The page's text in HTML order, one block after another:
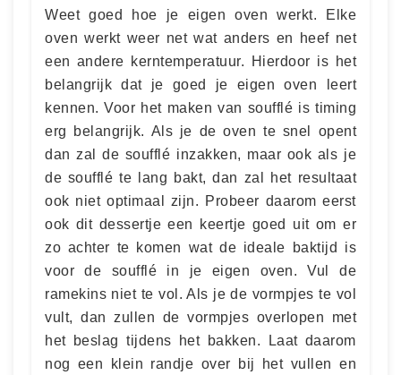
Weet goed hoe je eigen oven werkt. Elke
oven werkt weer net wat anders en heef net
een andere kerntemperatuur. Hierdoor is het
belangrijk dat je goed je eigen oven leert
kennen. Voor het maken van soufflé is timing
erg belangrijk. Als je de oven te snel opent
dan zal de soufflé inzakken, maar ook als je
de soufflé te lang bakt, dan zal het resultaat
ook niet optimaal zijn. Probeer daarom eerst
ook dit dessertje een keertje goed uit om er
zo achter te komen wat de ideale baktijd is
voor de soufflé in je eigen oven. Vul de
ramekins niet te vol. Als je de vormpjes te vol
vult, dan zullen de vormpjes overlopen met
het beslag tijdens het bakken. Laat daarom
nog een klein randje over bij het vullen en